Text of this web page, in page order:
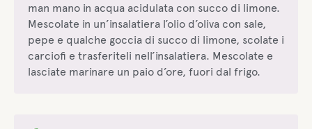
man mano in acqua acidulata con succo di limone.
Mescolate in un’insalatiera l’olio d’oliva con sale,
pepe e qualche goccia di succo di limone, scolate i
carciofi e trasferiteli nell’insalatiera. Mescolate e
lasciate marinare un paio d’ore, fuori dal frigo.